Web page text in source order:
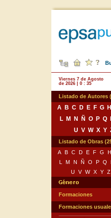
Viernes 7 de Agosto
de 2026 | 0 : 35
Listado de Autores
A B C D E F G H
L
M N Ñ O P Q
U V W X Y
Listado de Obras
A
B C D E F G H
L
M N Ñ O P Q
U
V W X Y Z
Formaciones
Formaciones